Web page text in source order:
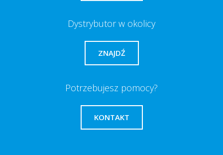
Dystrybutor w okolicy
ZNAJDŹ
Potrzebujesz pomocy?
KONTAKT